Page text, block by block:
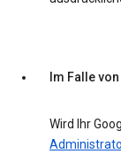
Im Falle
Wird Ihr